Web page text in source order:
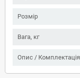
Розмір
Вага, кг
Опис / Комплектація